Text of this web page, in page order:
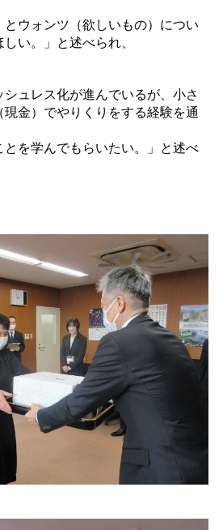
ウォンツ（欲しいもの）につい
い。」と述べられ、
ュレス化が進んでいるが、小さ
金）でやりくりをする経験を通
を学んでもらいたい。」と述べ